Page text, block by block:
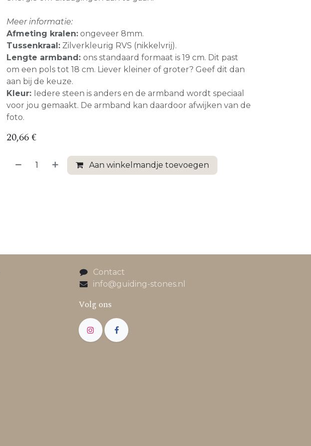
Meer informatie:
Afmeting kralen: ongeveer 8mm.
Tussenkraal: Zilverkleurig RVS (nikkelvrij).
Lengte armband: ons standaard formaat is 19 cm. Dit past
om een pols tot 18 cm. Liever kleiner of groter? Geef dit dan
aan bij de keuze.
Kleur: Iedere steen is anders en de armband wordt speciaal
voor jou gemaakt. De armband kan daardoor afwijken van de
foto.
20,66€
Aan winkelmandje toevoegen
Contact
info@guiding-stones.nl
Volg ons